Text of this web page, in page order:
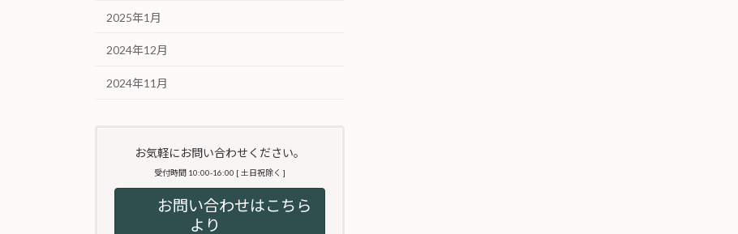
2025年1月
2024年12月
2024年11月
お気軽にお問い合わせください。
受付時間 10:00-16:00 [ 土日祝除く ]
お問い合わせはこちら
より